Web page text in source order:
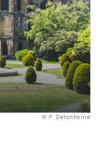
© P. Defontaine